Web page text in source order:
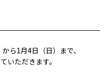
ら1月4日（日）まで、
いただきます。